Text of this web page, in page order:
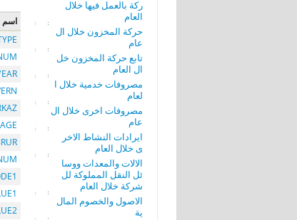
ركة بالعمل فيها خلال
العام
حركة المخزون خلال ال
عام
تابع حركة المخزون خل
ال العام
مصروفات خدمية خلال ا
لعام
مصروفات اخرى خلال ال
عام
ايرادات النشاط الاخر
ى خلال العام
الالات والمعدات ووسا
ئل النقل المملوكة لل
شركة خلال العام
الاصول والخصوم المال
ية
اسم